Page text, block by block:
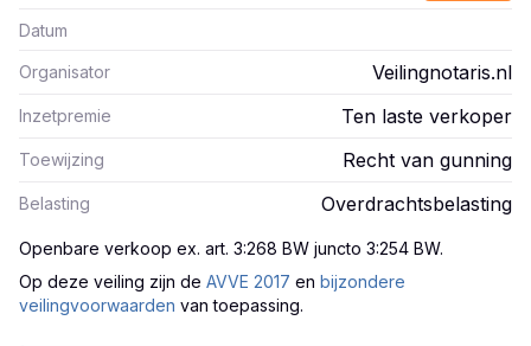
Datum
Organisator Veilingnotaris.nl
Inzetpremie Ten laste verkoper
Toewijzing Recht van gunning
Belasting Overdrachtsbelasting
Openbare verkoop ex. art. 3:268 BW juncto 3:254 BW.
Op deze veiling zijn de AVVE 2017 en bijzondere
veilingvoorwaarden van toepassing.